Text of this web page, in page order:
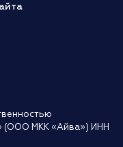
(ООО МКК «Айва») ИНН